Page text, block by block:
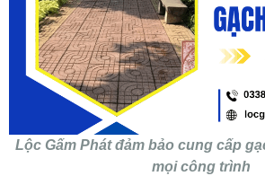
Lộc Gấm Phát đảm bảo cung cấp
mọi công trình